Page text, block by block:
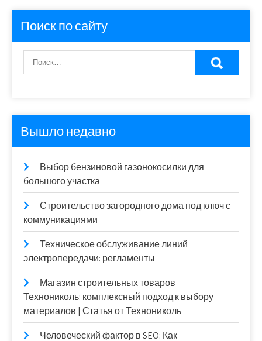
Поиск по сайту
Вышло недавно
Выбор бензиновой газонокосилки для
большого участка
Строительство загородного дома под ключ с
коммуникациями
Техническое обслуживание линий
электропередачи: регламенты
Магазин строительных товаров
Технониколь: комплексный подход к выбору
материалов | Статья от Технониколь
Человеческий фактор в SEO: Как